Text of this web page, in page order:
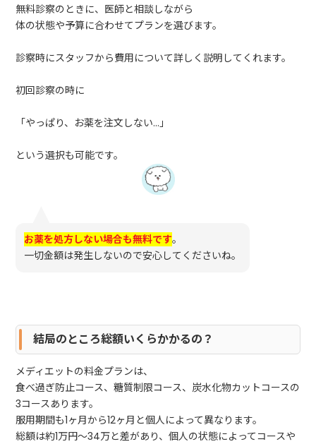
無料診察のときに、医師と相談しながら
体の状態や予算に合わせてプランを選びます。
診察時にスタッフから費用について詳しく説明してくれます。
初回診察の時に
「やっぱり、お薬を注文しない...」
という選択も可能です。
お薬を処方しない場合も無料です。
一切金額は発生しないので安心してくださいね。
結局のところ総額いくらかかるの？
メディエットの料金プランは、
食べ過ぎ防止コース、糖質制限コース、炭水化物カットコースの
3コースあります。
服用期間も1ヶ月から12ヶ月と個人によって異なります。
総額は約1万円～34万と差があり、個人の状態によってコースや